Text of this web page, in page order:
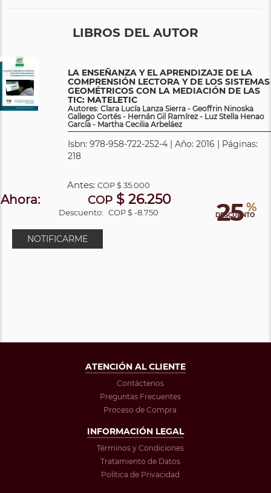
LIBROS DEL AUTOR
LA ENSEÑANZA Y EL APRENDIZAJE DE LA
COMPRENSIÓN LECTORA Y DE LOS SISTEMAS
GEOMÉTRICOS CON LA MEDIACIÓN DE LAS
TIC: MATELETIC
Autores: Clara Lucía Lanza Sierra - Geoffrin Ninoska
Gallego Cortés - Hernán Gil Ramírez - Luz Stella Henao
García - Martha Cecilia Arbeláez
Isbn: 978-958-722-252-4 | Año: 2016 | Páginas:
218
25 %
DESCUENTO
Antes: COP$ 35.000
Ahora: COP $ 26.250
Descuento: COP $ -8.750
NOTIFICARME
ATENCIÓN AL CLIENTE
Contáctenos
Preguntas Frecuentes
Proceso de Compra
INFORMACIÓN LEGAL
Términos y Condiciones
Tratamiento de Datos
Política de Privacidad